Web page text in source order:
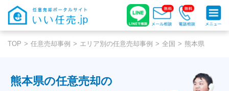
TOP 任意売却事例 エリア別の任意売却事例 全国 熊本県
熊本県の任意売却の